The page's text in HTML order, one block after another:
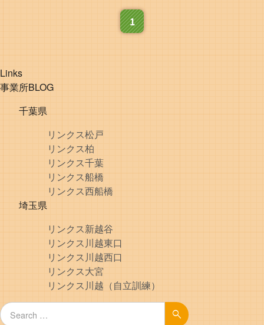
1
Links
事業所BLOG
千葉県
リンクス松戸
リンクス柏
リンクス千葉
リンクス船橋
リンクス西船橋
埼玉県
リンクス新越谷
リンクス川越東口
リンクス川越西口
リンクス大宮
リンクス川越（自立訓練）
Search for:
Search